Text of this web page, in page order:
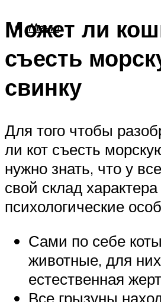
Меню
Может ли
съесть
свинку
Для того чтобы
ли кот съесть
нужно знать, что у
свой склад характера
психологические
Сами по себе
животные, для
естественная
Все грызуны